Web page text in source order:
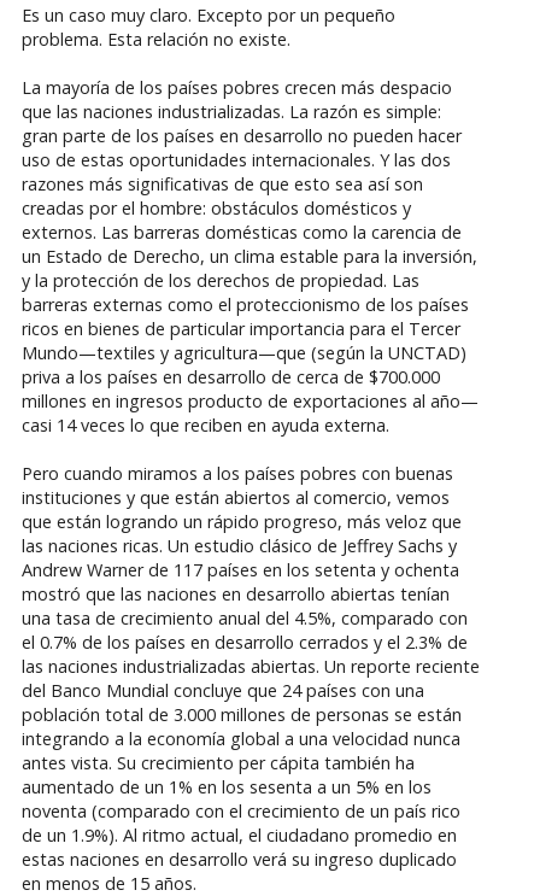
Es un caso muy claro. Excepto por un pequeño
problema. Esta relación no existe.
La mayoría de los países pobres crecen más despacio
que las naciones industrializadas. La razón es simple:
gran parte de los países en desarrollo no pueden hacer
uso de estas oportunidades internacionales. Y las dos
razones más significativas de que esto sea así son
creadas por el hombre: obstáculos domésticos y
externos. Las barreras domésticas como la carencia de
un Estado de Derecho, un clima estable para la inversión,
y la protección de los derechos de propiedad. Las
barreras externas como el proteccionismo de los países
ricos en bienes de particular importancia para el Tercer
Mundo—textiles y agricultura—que (según la UNCTAD)
priva a los países en desarrollo de cerca de $700.000
millones en ingresos producto de exportaciones al año—
casi 14 veces lo que reciben en ayuda externa.
Pero cuando miramos a los países pobres con buenas
instituciones y que están abiertos al comercio, vemos
que están logrando un rápido progreso, más veloz que
las naciones ricas. Un estudio clásico de Jeffrey Sachs y
Andrew Warner de 117 países en los setenta y ochenta
mostró que las naciones en desarrollo abiertas tenían
una tasa de crecimiento anual del 4.5%, comparado con
el 0.7% de los países en desarrollo cerrados y el 2.3% de
las naciones industrializadas abiertas. Un reporte reciente
del Banco Mundial concluye que 24 países con una
población total de 3.000 millones de personas se están
integrando a la economía global a una velocidad nunca
antes vista. Su crecimiento per cápita también ha
aumentado de un 1% en los sesenta a un 5% en los
noventa (comparado con el crecimiento de un país rico
de un 1.9%). Al ritmo actual, el ciudadano promedio en
estas naciones en desarrollo verá su ingreso duplicado
en menos de 15 años.